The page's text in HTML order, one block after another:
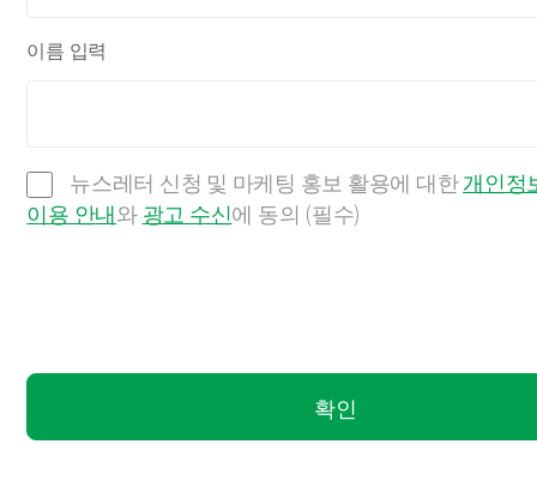
이름 입력
뉴스레터 신청 및 마케팅 홍보 활용에 대한개인정
이용 안내와 광고 수신에 동의 (필수)
확인